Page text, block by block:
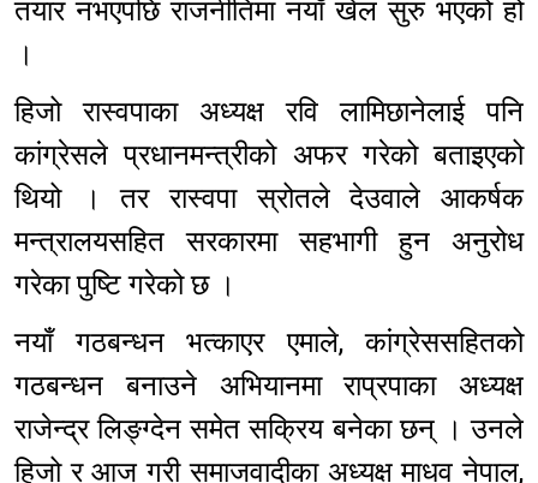
तयार नभएपछि राजनीतिमा नयाँ खेल सुरु भएको हो
।
हिजो रास्वपाका अध्यक्ष रवि लामिछानेलाई पनि
कांग्रेसले प्रधानमन्त्रीको अफर गरेको बताइएको
थियो । तर रास्वपा स्रोतले देउवाले आकर्षक
मन्त्रालयसहित सरकारमा सहभागी हुन अनुरोध
गरेका पुष्टि गरेको छ ।
नयाँ गठबन्धन भत्काएर एमाले, कांग्रेससहितको
गठबन्धन बनाउने अभियानमा राप्रपाका अध्यक्ष
राजेन्द्र लिङ्ग्देन समेत सक्रिय बनेका छन् । उनले
हिजो र आज गरी समाजवादीका अध्यक्ष माधव नेपाल,